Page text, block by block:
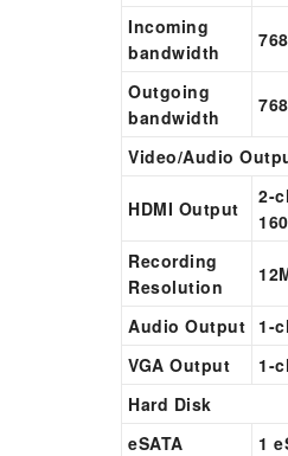
Incoming
bandwidth
Outgoing
bandwidth
Video/Audio
HDMI Output
2-
Recording
Resolution
Audio Output 1-
VGA Output
1-
Hard Disk
eSATA
1